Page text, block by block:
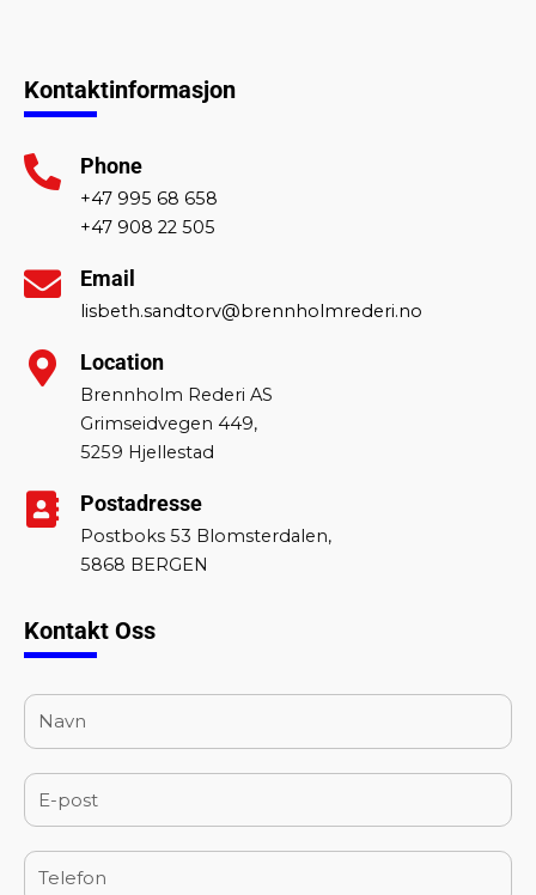
Kontaktinformasjon
Phone
+47 995 68 658
+47 908 22 505
Email
lisbeth.sandtorv@brennholmrederi.no
Location
Brennholm Rederi AS
Grimseidvegen 449,
5259 Hjellestad
Postadresse
Postboks 53 Blomsterdalen,
5868 BERGEN
Kontakt Oss
N
a
E
m
P